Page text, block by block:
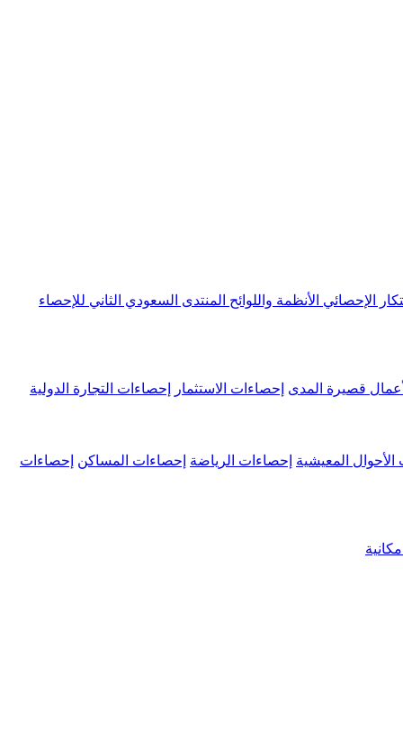
الإحصائي الأنظمة واللوائح المنتدى السعودي الثاني للإحصاء
قصيرة المدى إحصاءات الاستثمار إحصاءات التجارة الدولية
الأحوال المعيشية إحصاءات الرياضة إحصاءات المساكن إحصاءات